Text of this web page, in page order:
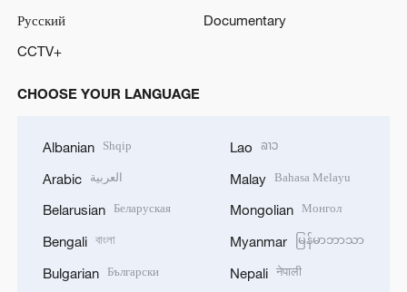
Русский
Documentary
CCTV+
CHOOSE YOUR LANGUAGE
Albanian Shqip
Arabic العربية
Belarusian Беларуская
Bengali বাংলা
Bulgarian Български
Lao ລາວ
Malay Bahasa Melayu
Mongolian Монгол
Myanmar မြန်မာဘာသာ
Nepali नेपाली